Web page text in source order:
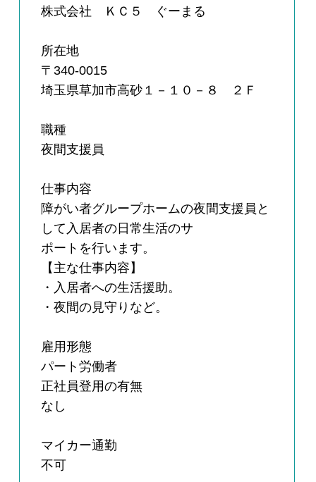
株式会社 ＫＣ５ ぐーまる
所在地
〒340-0015
埼玉県草加市高砂１－１０－８ ２Ｆ
職種
夜間支援員
仕事内容
障がい者グループホームの夜間支援員と
して入居者の日常生活のサ
ポートを行います。
【主な仕事内容】
・入居者への生活援助。
・夜間の見守りなど。
雇用形態
パート労働者
正社員登用の有無
なし
マイカー通勤
不可